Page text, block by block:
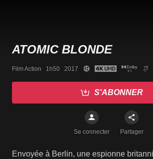
ATOMIC BLONDE
Film Action   1h50   2017
S'ABONNER
Se connecter Partager
Envoyée à Berlin, une espionne